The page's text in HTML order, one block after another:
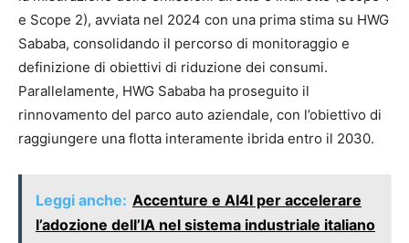
e Scope 2), avviata nel 2024 con una prima stima su HWG
Sababa, consolidando il percorso di monitoraggio e
definizione di obiettivi di riduzione dei consumi.
Parallelamente, HWG Sababa ha proseguito il
rinnovamento del parco auto aziendale, con l’obiettivo di
raggiungere una flotta interamente ibrida entro il 2030.
Leggi anche: Accenture e AI4I per accelerare
l’adozione dell’IA nel sistema industriale italiano